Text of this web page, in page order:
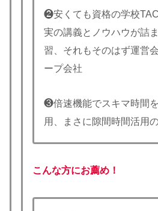
❷安くても資格の学校
実の講義とノウハウが詰
習、それもそのはず運営
ープ会社
❸倍速機能でスキマ時間
用、まさに隙間時間活用
こんな方にお薦め！